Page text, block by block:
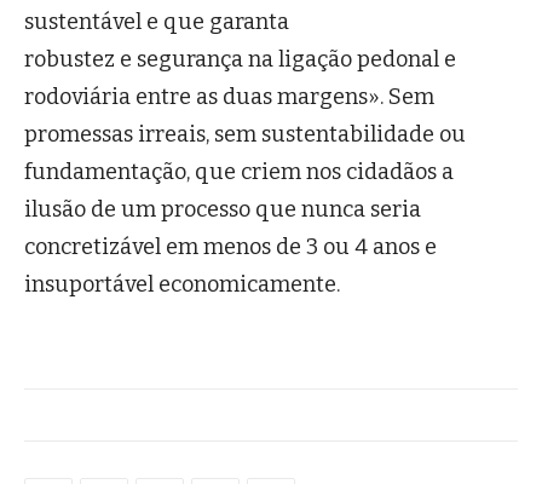
sustentável e que garanta
robustez e segurança na ligação pedonal e
rodoviária entre as duas margens». Sem
promessas irreais, sem sustentabilidade ou
fundamentação, que criem nos cidadãos a
ilusão de um processo que nunca seria
concretizável em menos de 3 ou 4 anos e
insuportável economicamente.